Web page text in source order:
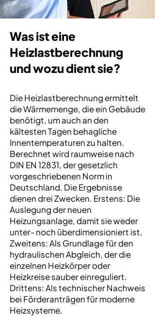
Was ist eine
Heizlastberechnung
und wozu dient sie?
Die Heizlastberechnung ermittelt
die Wärmemenge, die ein Gebäude
benötigt, um auch an den
kältesten Tagen behagliche
Innentemperaturen zu halten.
Berechnet wird raumweise nach
DIN EN 12831, der gesetzlich
vorgeschriebenen Norm in
Deutschland. Die Ergebnisse
dienen drei Zwecken. Erstens: Die
Auslegung der neuen
Heizungsanlage, damit sie weder
unter- noch überdimensioniert ist.
Zweitens: Als Grundlage für den
hydraulischen Abgleich, der die
einzelnen Heizkörper oder
Heizkreise sauber einreguliert.
Drittens: Als technischer Nachweis
bei Förderanträgen für moderne
Heizsysteme.